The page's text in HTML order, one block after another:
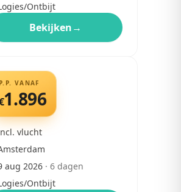
Ontbijt
Bekijken→
P.P. VANAF
1.896
vlucht
aug 2026· 6dagen
Ontbijt